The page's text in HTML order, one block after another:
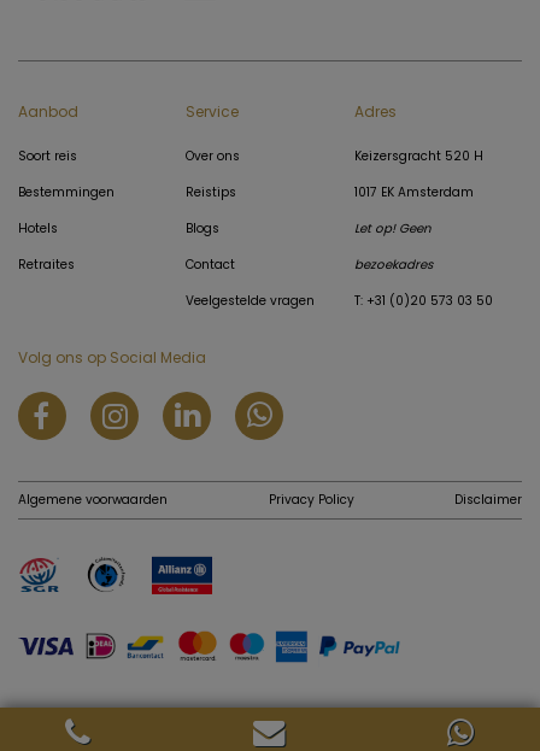
Aanbod
Soort reis
Bestemmingen
Hotels
Retraites
Service
Over ons
Reistips
Blogs
Contact
Veelgestelde vragen
Adres
Keizersgracht 520 H
1017 EK Amsterdam
Let op! Geen
bezoekadres
T: +31 (0)20 573 03 50
Volg ons op Social Media
Algemene voorwaarden Privacy Policy Disclaimer